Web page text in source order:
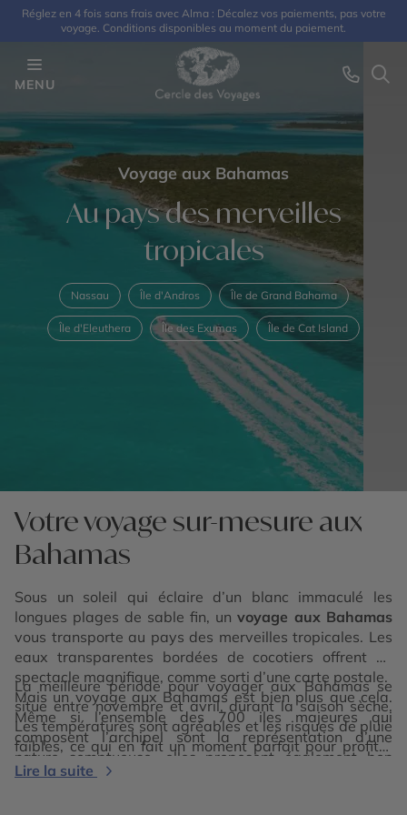
Réglez en 4 fois sans frais avec Alma : Décalez vos paiements, pas votre
voyage. Conditions disponibles au moment du paiement.
MENU
Voyage aux Bahamas
Au pays des merveilles
tropicales
Nassau Île d'Andros Île de Grand Bahama
Île d'Eleuthera Île des Exumas Île de Cat Island
Votre voyage sur-mesure aux
Bahamas
Sous un soleil qui éclaire d’un blanc immaculé les
longues plages de sable fin, un voyage aux Bahamas
vous transporte au pays des merveilles tropicales. Les
eaux transparentes bordées de cocotiers offrent un
spectacle magnifique, comme sorti d’une carte postale.
Mais un voyage aux Bahamas est bien plus que cela.
Même si l’ensemble des 700 iles majeures qui
composent l’archipel sont la représentation d’une
nature somptueuse, elles proposent également bon
nombre de curiosités et activités qui ne vous
La meilleure période pour voyager aux Bahamas se
situe entre novembre et avril, durant la saison sèche.
Les températures sont agréables et les risques de pluie
faibles, ce qui en fait un moment parfait pour profiter
des plages et des activités en plein air.
Lire la suite